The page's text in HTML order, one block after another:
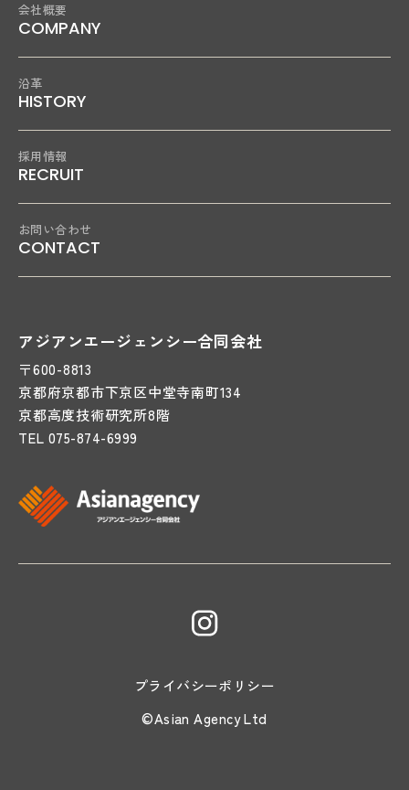
会社概要
COMPANY
沿革
HISTORY
採用情報
RECRUIT
お問い合わせ
CONTACT
アジアンエージェンシー合同会社
〒600-8813
京都府京都市下京区中堂寺南町134
京都高度技術研究所8階
TEL 075-874-6999
プライバシーポリシー
©Asian Agency Ltd